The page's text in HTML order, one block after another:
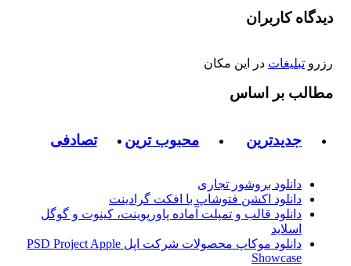
دیدگاه کاربران
رزرو تبلیغات در این مکان
مطالب بر اساس
جدیدترین محبوب ترین تصادفی
دانلود بروشور تجاری
دانلود اکشن فتوشاپ با افکت گرادینت
دانلود قالب و تمپلت آماده پاورپوینت، کینوت و گوگل
اسلاید
دانلود موکاپ محصولات شرکت اپل PSD Project Apple
Showcase